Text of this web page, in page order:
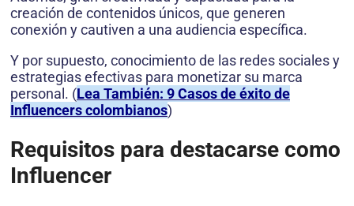
creación de contenidos únicos, que generen
conexión y cautiven a una audiencia específica.
Y por supuesto, conocimiento de las redes sociales y
estrategias efectivas para monetizar su marca
personal. (Lea También: 9 Casos de éxito de
Influencers colombianos)
Requisitos para destacarse como
Influencer